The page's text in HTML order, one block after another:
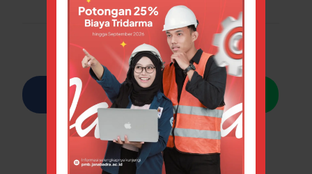
SEPTEMBER 25, 2019
/ BYERRYMARICHA
Share this entry